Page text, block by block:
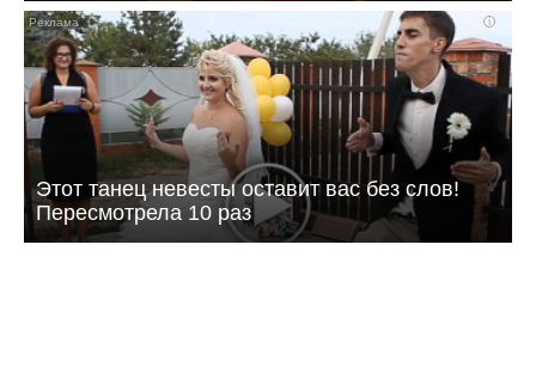
i
Этот танец невесты оставит вас без слов!
Пересмотрела 10 раз